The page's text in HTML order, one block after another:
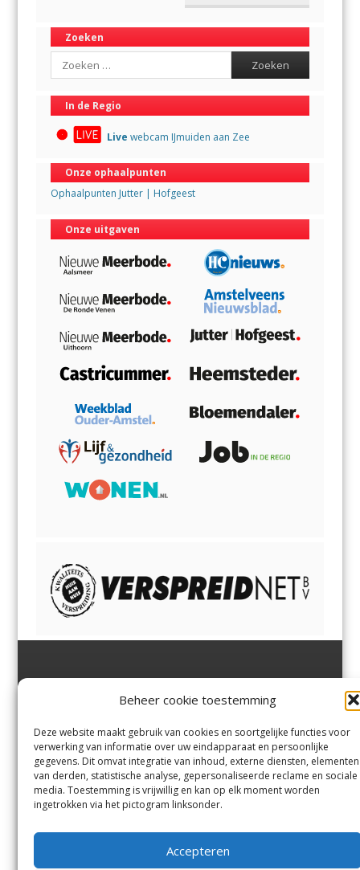
Beheer cookie toestemming
Deze website maakt gebruik van cookies en soortgelijke functies voor
verwerking van informatie over uw eindapparaat en persoonlijke
gegevens. Dit omvat integratie van inhoud, externe diensten, elementen
van derden, statistische analyse, gepersonaliseerde reclame en sociale
media. Toestemming is vrijwillig en kan op elk moment worden
ingetrokken via het pictogram linksonder.
Accepteren
Zoeken
Search
In de Regio
Live webcam IJmuiden aan Zee
Onze ophaalpunten
Ophaalpunten Jutter | Hofgeest
Onze uitgaven
Margadantstraat 34
0255-533900
info@jutter.nlofinfo@hofgee
st.nl
Velserbroek,Velsen-Zuid,
Zuid,Driehuisen
Spaarnwoude.
Contact
Andere uitgaven
Voorwaarden